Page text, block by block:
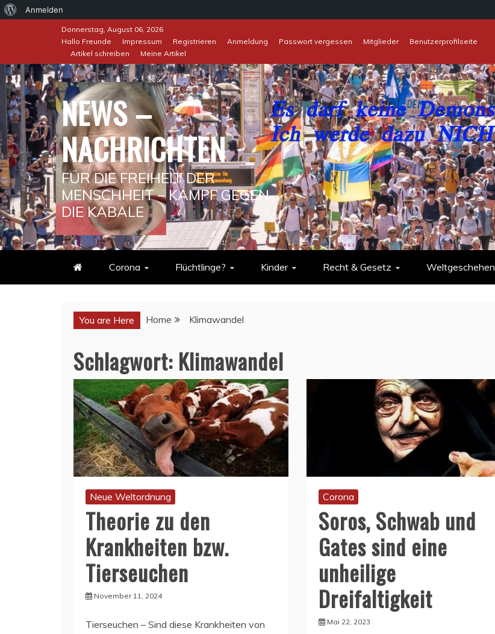
Über
Anmelden
Donnerstag, August 06, 2026
Hallo Freunde
Impressum Registrieren Anmeldung Passwort vergessen Mitglieder
Benutzerprofilseite
Artikel schreiben
Meine Artikel
NEWS –
NACHRICHTEN
FÜR DIE FREIHEIT DER
MENSCHHEIT – KAMPF GEGEN
DIE KABALE
Corona Flüchtlinge? Kinder Recht & Gesetz Weltgeschehen
You are Here Home Klimawandel
Schlagwort: Klimawandel
Neue Weltordnung
Theorie zu den
Krankheiten bzw.
Tierseuchen
November 11, 2024
Tierseuchen – Sind diese Krankheiten von
Corona
Soros, Schwab und
Gates sind eine
unheilige
Dreifaltigkeit
Mai 22, 2023